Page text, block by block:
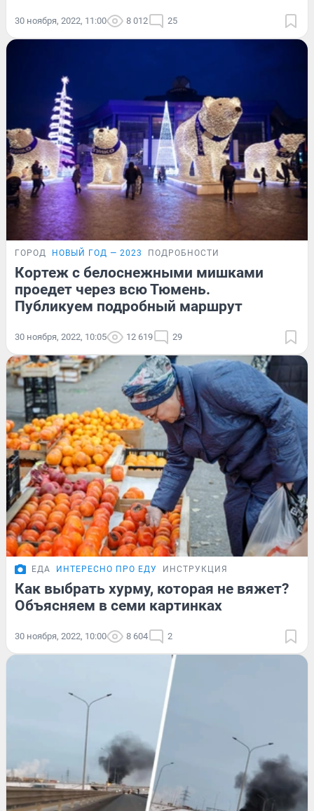
30 ноября, 2022, 11:00 8 012 25
ГОРОД НОВЫЙ ГОД — 2023 ПОДРОБНОСТИ
Кортеж с белоснежными мишками
проедет через всю Тюмень.
Публикуем подробный маршрут
30 ноября, 2022, 10:05 12 619 29
ЕДА ИНТЕРЕСНО ПРО ЕДУ ИНСТРУКЦИЯ
Как выбрать хурму, которая не вяжет?
Объясняем в семи картинках
30 ноября, 2022, 10:00 8 604 2